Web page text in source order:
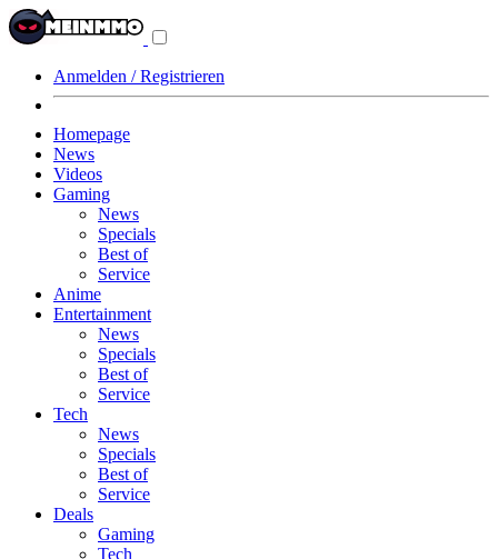
Anmelden / Registrieren
Homepage
News
Videos
Gaming
News
Specials
Best of
Service
Anime
Entertainment
News
Specials
Best of
Service
Tech
News
Specials
Best of
Service
Deals
Gaming
Tech